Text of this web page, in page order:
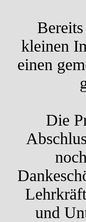
kleinen
einen
Die
und